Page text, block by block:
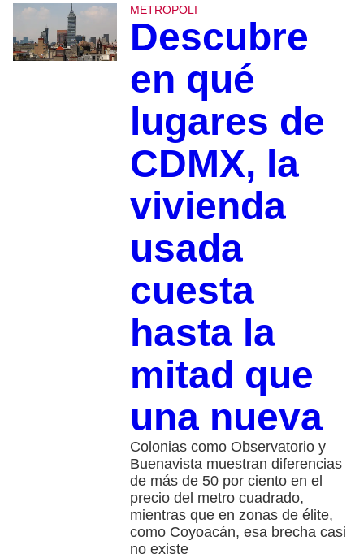
METROPOLI
Descubre
en qué
lugares de
CDMX, la
vivienda
usada
cuesta
hasta la
mitad que
una nueva
Colonias como Observatorio y
Buenavista muestran diferencias
de más de 50 por ciento en el
precio del metro cuadrado,
mientras que en zonas de élite,
como Coyoacán, esa brecha casi
no existe